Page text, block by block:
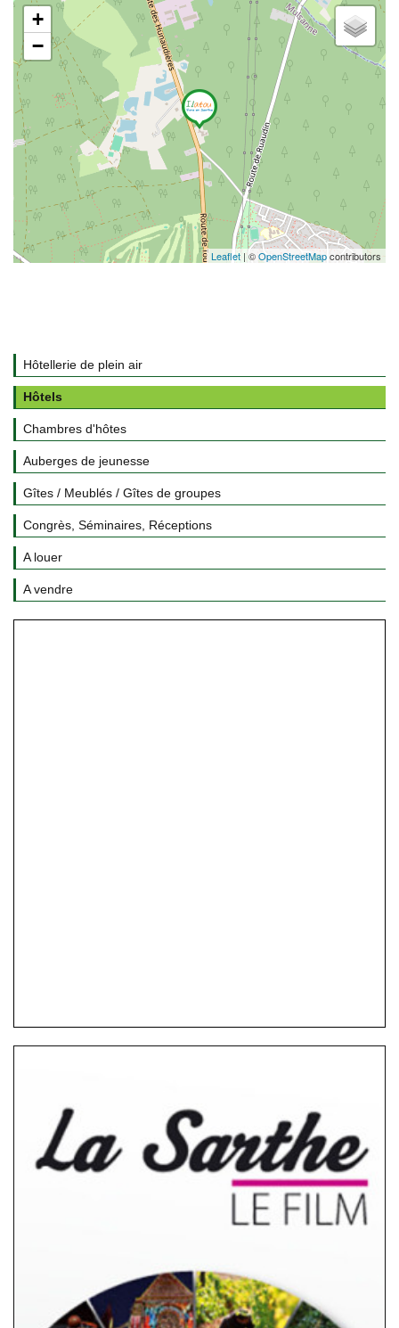
+
−
Leaflet | ©OpenStreetMapcontributors
Hôtellerie de plein air
Hôtels
Chambres d'hôtes
Auberges de jeunesse
Gîtes / Meublés / Gîtes de groupes
Congrès, Séminaires, Réceptions
A louer
A vendre